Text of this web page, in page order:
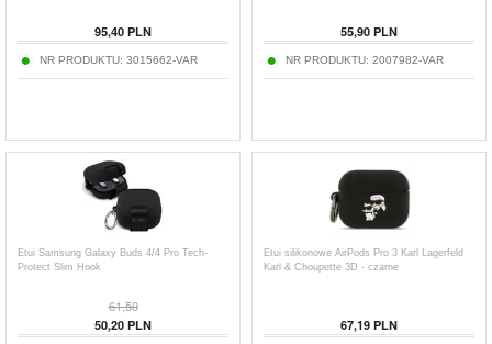
95,40 PLN
NR PRODUKTU: 3015662-VAR
55,90 PLN
NR PRODUKTU: 2007982-VAR
Etui Samsung Galaxy Buds 4/4 Pro Tech-
Protect Slim Hook
61,50
50,20 PLN
Etui silikonowe AirPods Pro 3 Karl Lagerfeld
Karl & Choupette 3D - czarne
67,19 PLN